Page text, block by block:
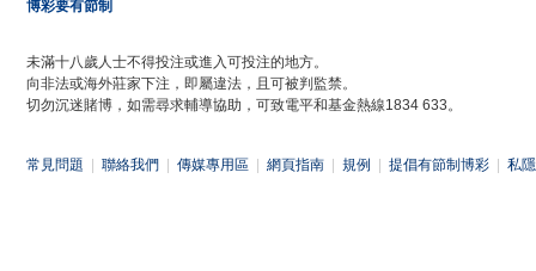
博彩要有節制
未滿十八歲人士不得投注或進入可投注的地方。
向非法或海外莊家下注，即屬違法，且可被判監禁。
切勿沉迷賭博，如需尋求輔導協助，可致電平和基金熱線1834 633。
常見問題 聯絡我們 傳媒專用區 網頁指南 規例 提倡有節制博彩 私